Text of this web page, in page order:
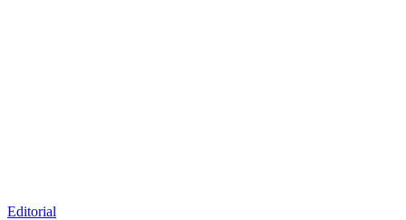
Editorial